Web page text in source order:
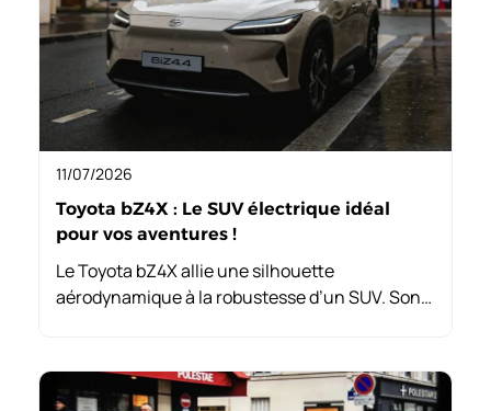
11/07/2026
Toyota bZ4X : Le SUV électrique idéal
pour vos aventures !
Le Toyota bZ4X allie une silhouette
aérodynamique à la robustesse d’un SUV. Son
intérieur raffiné, idéal pour les familles.